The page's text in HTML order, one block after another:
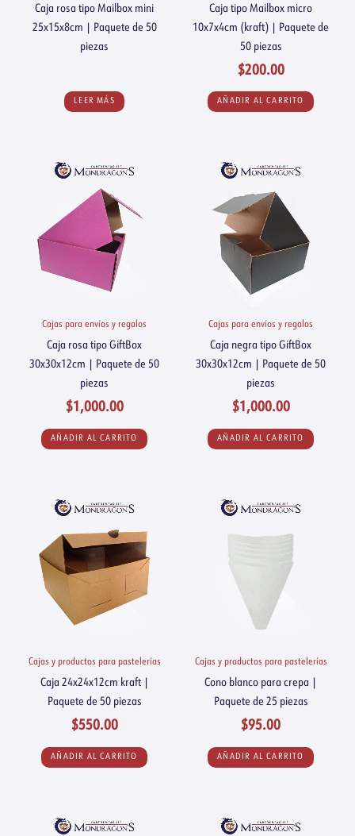
Caja rosa tipo Mailbox mini
25x15x8cm | Paquete de 50
piezas
LEER MÁS
Caja tipo Mailbox micro
10x7x4cm (kraft) | Paquete de
50 piezas
$200.00
AÑADIR AL CARRITO
Cajas para envíos y regalos
Caja rosa tipo GiftBox
30x30x12cm | Paquete de 50
piezas
$1,000.00
AÑADIR AL CARRITO
Cajas para envíos y regalos
Caja negra tipo GiftBox
30x30x12cm | Paquete de 50
piezas
$1,000.00
AÑADIR AL CARRITO
Cajas y productos para pastelerías
Caja 24x24x12cm kraft |
Paquete de 50 piezas
$550.00
AÑADIR AL CARRITO
Cajas y productos para pastelerías
Cono blanco para crepa |
Paquete de 25 piezas
$95.00
AÑADIR AL CARRITO